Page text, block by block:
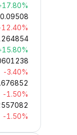
0.09508
-3.40%
-1.50%
-1.50%